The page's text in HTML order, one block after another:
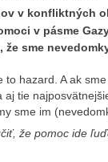
v konfliktných
v pásme
sme
hazard. A ak
tie
sme im
že pomoc ide